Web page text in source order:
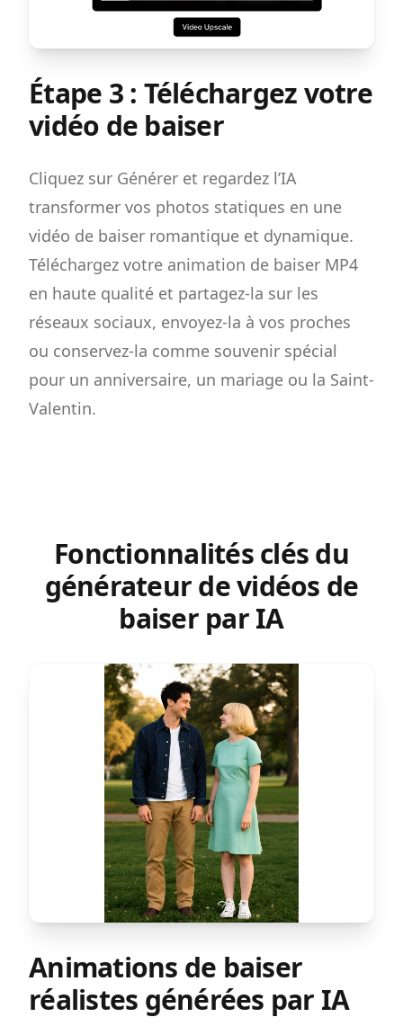
Étape 3 : Téléchargez votre
vidéo de baiser
Cliquez sur Générer et regardez l’IA
transformer vos photos statiques en une
vidéo de baiser romantique et dynamique.
Téléchargez votre animation de baiser MP4
en haute qualité et partagez-la sur les
réseaux sociaux, envoyez-la à vos proches
ou conservez-la comme souvenir spécial
pour un anniversaire, un mariage ou la Saint-
Valentin.
Fonctionnalités clés du
générateur de vidéos de
baiser par IA
Animations de baiser
réalistes générées par IA